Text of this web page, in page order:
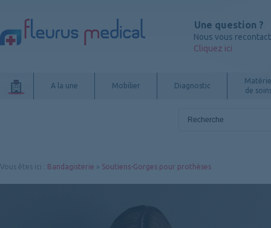
Une question ?
Nous vous
Cliquez ici
A la une Mobilier Diagnostic
de
Vous êtes ici Bandagisterie » Soutiens-Gorges pour prothèses